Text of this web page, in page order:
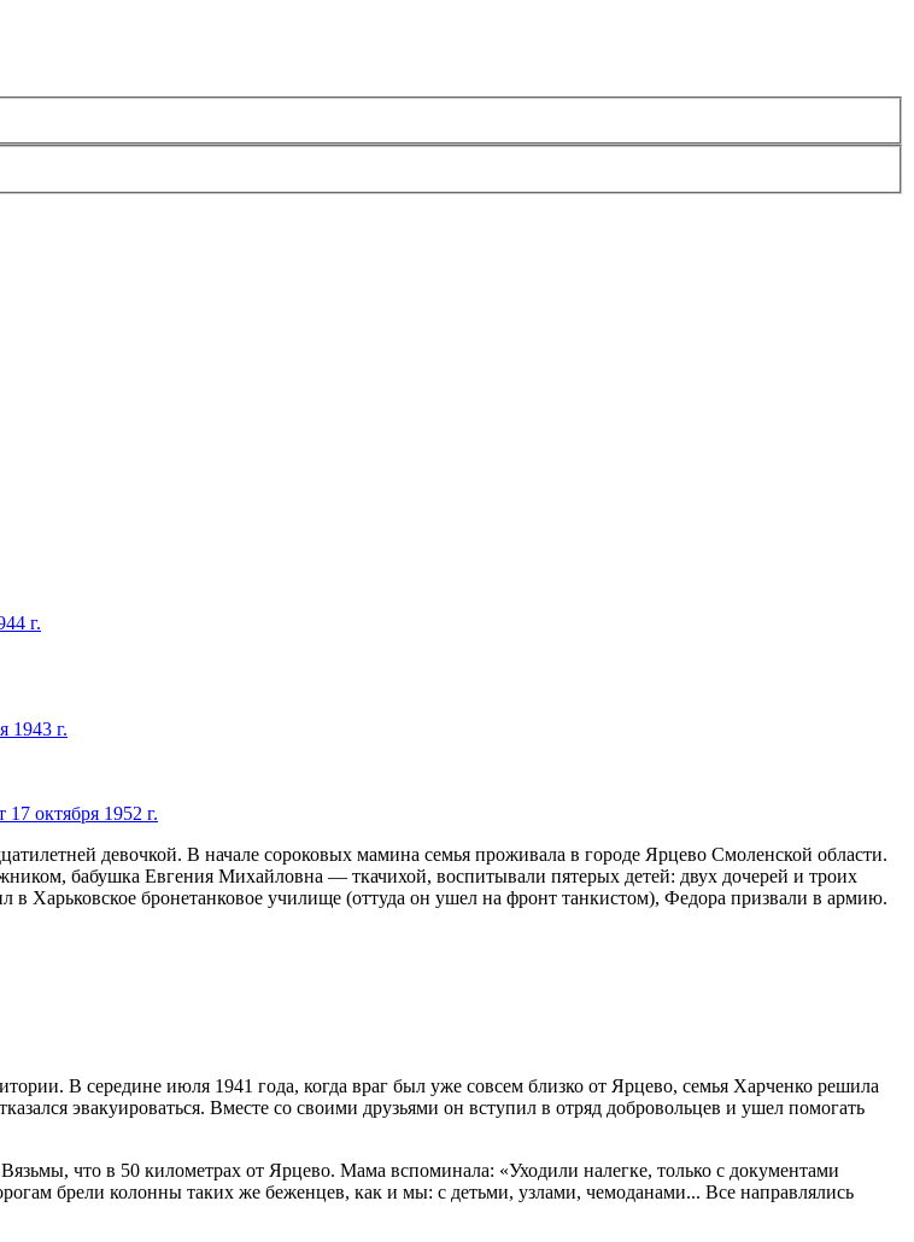
г.
1943 г.
октября 1952 г.
девочкой. В начале сороковых мамина семья проживала в городе Ярцево Смоленской области.
бабушка Евгения Михайловна — ткачихой, воспитывали пятерых детей: двух дочерей и троих
Харьковское бронетанковое училище (оттуда он ушел на фронт танкистом), Федора призвали в армию.
В середине июля 1941 года, когда враг был уже совсем близко от Ярцево, семья Харченко решила
эвакуироваться. Вместе со своими друзьями он вступил в отряд добровольцев и ушел помогать
что в 50 километрах от Ярцево. Мама вспоминала: «Уходили налегке, только с документами
брели колонны таких же беженцев, как и мы: с детьми, узлами, чемоданами... Все направлялись